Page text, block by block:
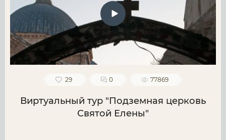
29 0 77869
Виртуальный тур "Подземная церковь
Святой Елены"